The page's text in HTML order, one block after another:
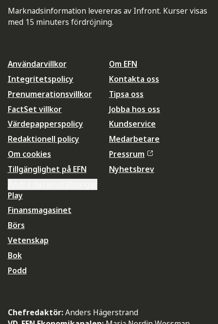
Marknadsinformation levereras av Infront. Kurser visas
med 15 minuters fördröjning.
Användarvillkor
Integritetspolicy
Prenumerationsvillkor
FactSet villkor
Värdepapperspolicy
Redaktionell policy
Om cookies
Tillgänglighet på EFN
Om EFN
Kontakta oss
Tipsa oss
Jobba hos oss
Kundservice
Medarbetare
Pressrum
Nyhetsbrev
Play
Finansmagasinet
Börs
Vetenskap
Bok
Podd
Chefredaktör:Anders Hägerstrand